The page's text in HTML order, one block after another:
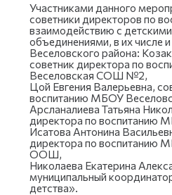
Участниками данного
советники директоров по
взаимодействию с
объединениями, в их числе
Веселовского района:
советник директора по
Веселовская СОШ №2,
Цой Евгения Валерьевна,
воспитанию МБОУ
Арсланалиева Татьяна
директора по воспитанию
Исатова Антонина
директора по воспитанию
ООШ,
Николаева Екатерина
муниципальный
детства».